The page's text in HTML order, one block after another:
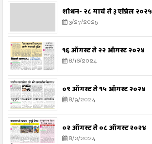
शोधन- २८ मार्च ते ३ एप्रिल २०२५
3/27/2025
१६ ऑगस्ट ते २२ ऑगस्ट २०२४
8/16/2024
०९ ऑगस्ट ते १५ ऑगस्ट २०२४
8/9/2024
०२ ऑगस्ट ते ०८ ऑगस्ट २०२४
8/2/2024